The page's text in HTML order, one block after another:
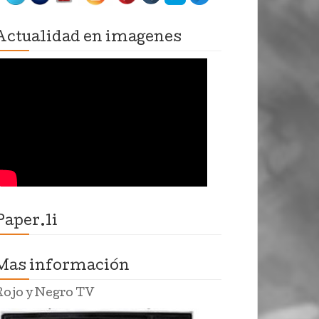
en imagenes
información
y Negro TV